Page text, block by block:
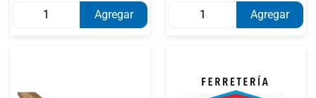
Agregar Agregar